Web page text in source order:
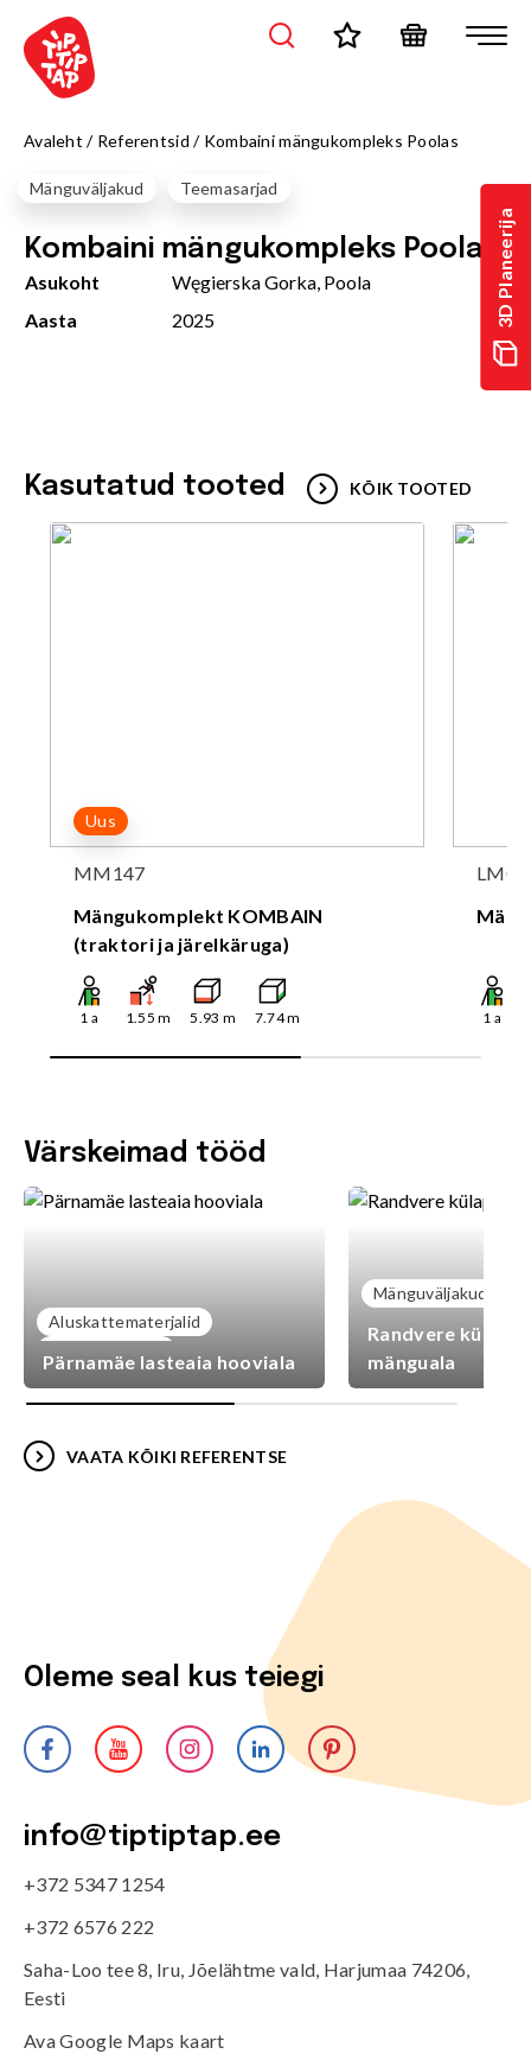
3D Planeerija
Avaleht / Referentsid / Kombaini mängukompleks Poolas
Mänguväljakud Teemasarjad
Kombaini mängukompleks Poolas
Asukoht
Węgierska Gorka, Poola
Aasta
2025
Kasutatud tooted KÕIK TOOTED
Uus
MM147
Mängukomplekt KOMBAIN
(traktori ja järelkäruga)
1 a 1.55 m 5.93 m 7.74m 1 a
Värskeimad tööd
Aluskattematerjalid
Pärnamäe lasteaia hooviala
Mänguväljakud
Randvere
mänguala
VAATA KÕIKI REFERENTSE
Oleme seal kus teiegi
info@tiptiptap.ee
+372 5347 1254
+372 6576 222
Saha-Loo tee 8, Iru, Jõelähtme vald, Harjumaa 74206,
Eesti
Ava Google Maps kaart